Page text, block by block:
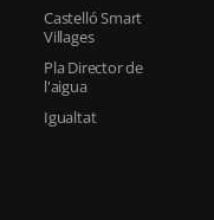
Castelló Smart
Villages
Pla Director de
l'aigua
Igualtat